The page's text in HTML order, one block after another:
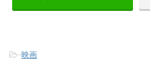
-映画